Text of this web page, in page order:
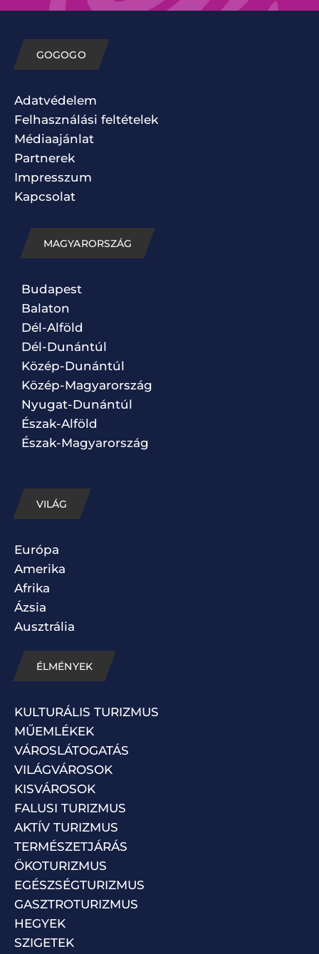
GOGOGO
Adatvédelem
Felhasználási feltételek
Médiaajánlat
Partnerek
Impresszum
Kapcsolat
MAGYARORSZÁG
Budapest
Balaton
Dél-Alföld
Dél-Dunántúl
Közép-Dunántúl
Közép-Magyarország
Nyugat-Dunántúl
Észak-Alföld
Észak-Magyarország
VILÁG
Európa
Amerika
Afrika
Ázsia
Ausztrália
ÉLMÉNYEK
KULTURÁLIS TURIZMUS
MŰEMLÉKEK
VÁROSLÁTOGATÁS
VILÁGVÁROSOK
KISVÁROSOK
FALUSI TURIZMUS
AKTÍV TURIZMUS
TERMÉSZETJÁRÁS
ÖKOTURIZMUS
EGÉSZSÉGTURIZMUS
GASZTROTURIZMUS
HEGYEK
SZIGETEK